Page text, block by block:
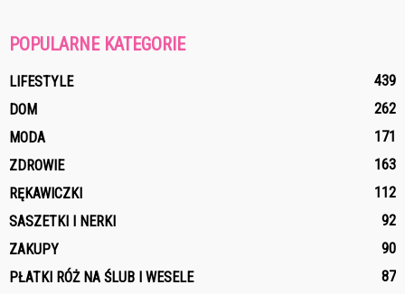
POPULARNE KATEGORIE
LIFESTYLE
439
DOM
262
MODA
171
ZDROWIE
163
RĘKAWICZKI
112
SASZETKI I NERKI
92
ZAKUPY
90
PŁATKI RÓŻ NA ŚLUB I WESELE
87